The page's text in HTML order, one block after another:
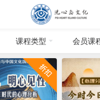
课程类型 会员课